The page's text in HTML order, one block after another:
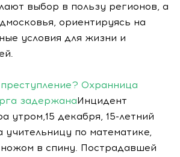
выбор в пользу регионов, а
ориентируясь на
условия для жизни и
Охранница
задержанаИнцидент
утром,15 декабря, 15-летний
учительницу по математике,
в спину. Пострадавшей